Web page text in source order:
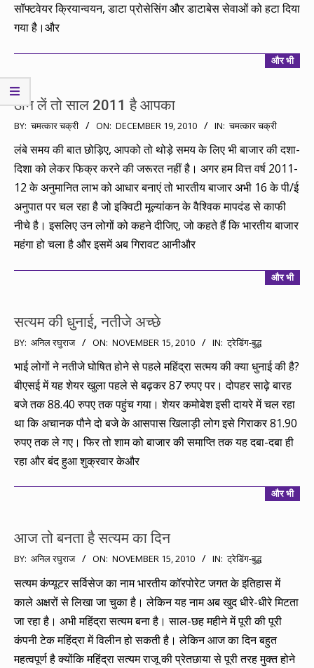
सॉफ्टवेयर क्रियान्वयन, डाटा प्रोसेसिंग और डाटाबेस सेवाओं को हटा दिया
गया है।और
और भी
ठान लें तो साल 2011 है आपका
2010-
12-
19
BY: चमत्कार चक्री ON: DECEMBER 19, 2010 IN: चमत्कार चक्री
लंबे समय की बात छोड़िए, आपको तो थोड़े समय के लिए भी बाजार की दशा-
दिशा को लेकर फिक्र करने की जरूरत नहीं है। अगर हम वित्त वर्ष 2011-
12 के अनुमानित लाभ को आधार बनाएं तो भारतीय बाजार अभी 16 के पी/ई
अनुपात पर चल रहा है जो इक्विटी मूल्यांकन के वैश्विक मापदंड से काफी
नीचे है। इसलिए उन लोगों को कहने दीजिए, जो कहते हैं कि भारतीय बाजार
महंगा हो चला है और इसमें अब गिरावट आनीऔर
और भी
सत्यम की धुनाई, नतीजे अच्छे
2010-
11-
15
BY: अनिल रघुराज ON: NOVEMBER 15, 2010 IN: ट्रेडिंग-बुद्ध
भाई लोगों ने नतीजे घोषित होने से पहले महिंद्रा सत्मय की क्या धुनाई की है?
बीएसई में यह शेयर खुला पहले से बढ़कर 87 रुपए पर। दोपहर साढ़े बारह
बजे तक 88.40 रुपए तक पहुंच गया। शेयर कमोबेश इसी दायरे में चल रहा
था कि अचानक पौने दो बजे के आसपास खिलाड़ी लोग इसे गिराकर 81.90
रुपए तक ले गए। फिर तो शाम को बाजार की समाप्ति तक यह दबा-दबा ही
रहा और बंद हुआ शुक्रवार केऔर
और भी
आज तो बनता है सत्यम का दिन
2010-
BY: अनिल रघुराज ON: NOVEMBER 15, 2010 IN: ट्रेडिंग-बुद्ध
सत्यम कंप्यूटर सर्विसेज का नाम भारतीय कॉरपोरेट जगत के इतिहास में
काले अक्षरों से लिखा जा चुका है। लेकिन यह नाम अब खुद धीरे-धीरे मिटता
जा रहा है। अभी महिंद्रा सत्यम बना है। साल-छह महीने में पूरी की पूरी
कंपनी टेक महिंद्रा में विलीन हो सकती है। लेकिन आज का दिन बहुत
महत्वपूर्ण है क्योंकि महिंद्रा सत्यम राजू की प्रेतछाया से पूरी तरह मुक्त होने